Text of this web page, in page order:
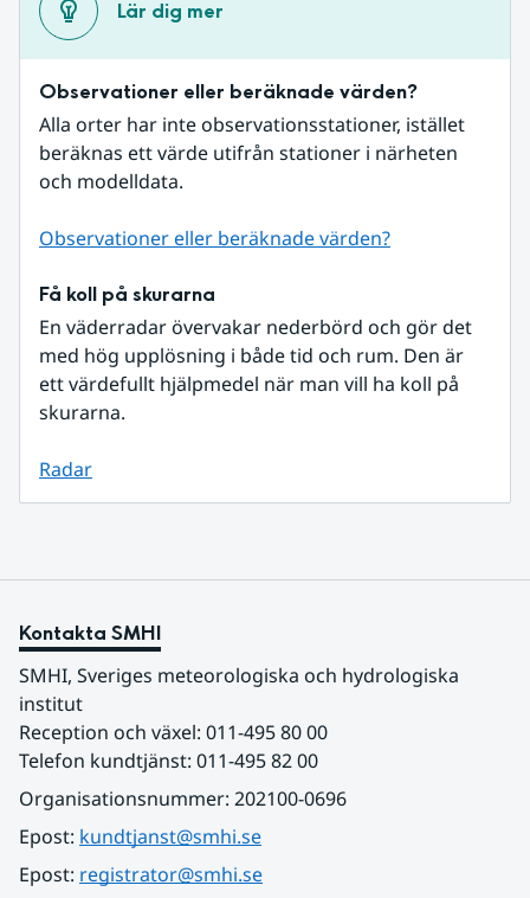
Lär dig mer
Observationer eller beräknade värden?
Alla orter har inte observationsstationer, istället
beräknas ett värde utifrån stationer i närheten
och modelldata.
Observationer eller beräknade värden?
Få koll på skurarna
En väderradar övervakar nederbörd och gör det
med hög upplösning i både tid och rum. Den är
ett värdefullt hjälpmedel när man vill ha koll på
skurarna.
Radar
Kontakta SMHI
SMHI, Sveriges meteorologiska och hydrologiska
institut
Reception och växel: 011-495 80 00
Telefon kundtjänst: 011-495 82 00
Organisationsnummer: 202100-0696
Epost: kundtjanst@smhi.se
Epost: registrator@smhi.se